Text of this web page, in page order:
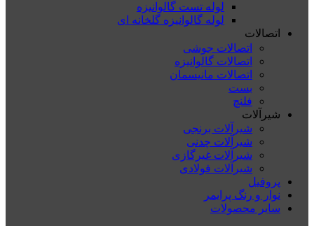
لوله تست گالوانیزه
لوله گالوانیزه گلخانه ای
اتصالات
اتصالات جوشی
اتصالات گالوانیزه
اتصالات مانیسمان
بست
فلنچ
شیرآلات
شیرآلات برنجی
شیرآلات چدنی
شیرآلات غیرگازی
شیرآلات فولادی
پروفیل
نوار و رنگ پرایمر
سایر محصولات